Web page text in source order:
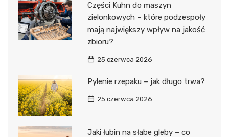
Części Kuhn do maszyn
zielonkowych – które podzespoły
mają największy wpływ na jakość
zbioru?
25 czerwca 2026
Pylenie rzepaku – jak długo trwa?
25 czerwca 2026
Jaki łubin na słabe gleby – co